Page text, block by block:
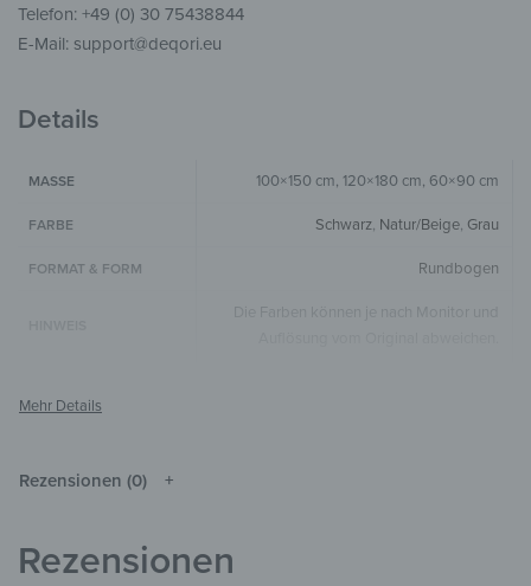
Telefon: +49 (0) 30 75438844
E-Mail: support@deqori.eu
Details
MASSE 100×150 cm, 120×180 cm, 60×90 cm
FARBE Schwarz, Natur/Beige, Grau
FORMAT & FORM Rundbogen
ZIMMER
Rezensionen (0)
Rezensionen